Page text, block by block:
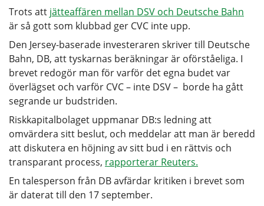
Trots att jätteaffären mellan DSV och Deutsche Bahn
är så gott som klubbad ger CVC inte upp.
Den Jersey-baserade investeraren skriver till Deutsche
Bahn, DB, att tyskarnas beräkningar är oförståeliga. I
brevet redogör man för varför det egna budet var
överlägset och varför CVC – inte DSV – borde ha gått
segrande ur budstriden.
Riskkapitalbolaget uppmanar DB:s ledning att
omvärdera sitt beslut, och meddelar att man är beredd
att diskutera en höjning av sitt bud i en rättvis och
transparant process, rapporterar Reuters.
En talesperson från DB avfärdar kritiken i brevet som
är daterat till den 17 september.